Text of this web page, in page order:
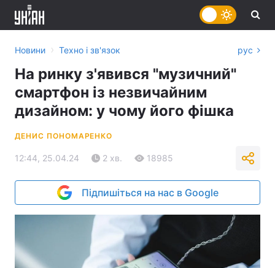
Новини › Техно і зв'язок рус
На ринку з'явився "музичний"
смартфон із незвичайним
дизайном: у чому його фішка
ДЕНИС ПОНОМАРЕНКО
12:44, 25.04.24 2 хв. 18985
Підпишіться на нас в Google